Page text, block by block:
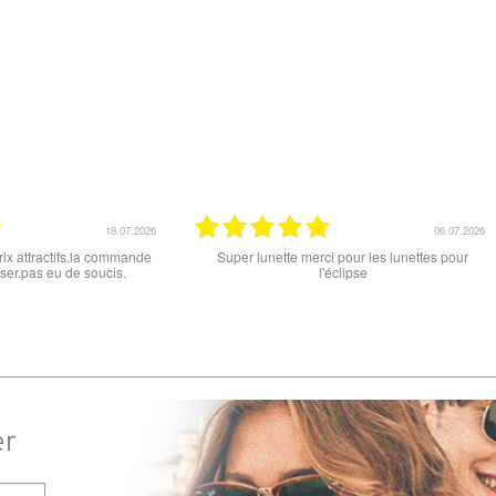
15.06.2026
que ce soit le produit commandé
ou la livraison . merci
super les lunettes, très cool, merci